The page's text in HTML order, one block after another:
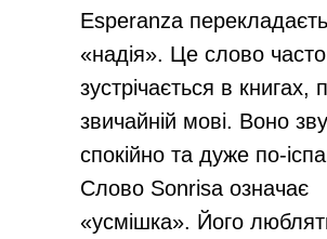
Esperanza
«надія». Це слово часто
зустрічається в книгах,
звичайній мові. Воно
спокійно та дуже по-
Слово Sonrisa означає
«усмішка». Його